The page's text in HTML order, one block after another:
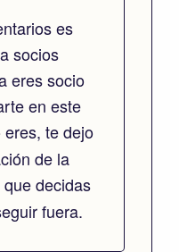
es
socios
eres socio
en este
te dejo
de la
que decidas
fuera.